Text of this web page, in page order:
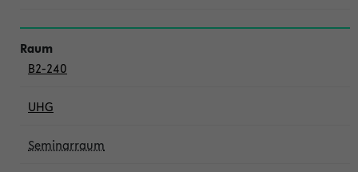
B2-240
UHG
Seminarraum